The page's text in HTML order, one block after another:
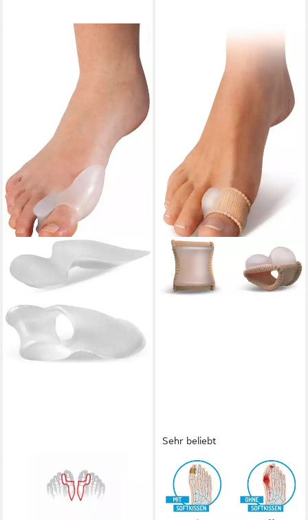
Zehenkorrektor Hallux
Korrektor mit Ballensschutz,
Sehr beliebt
FUSSGUT
Hallux-Bandage Softkissen mit
Fixierband, verhindert Reiben,
2er Set, Druckentlastung bei